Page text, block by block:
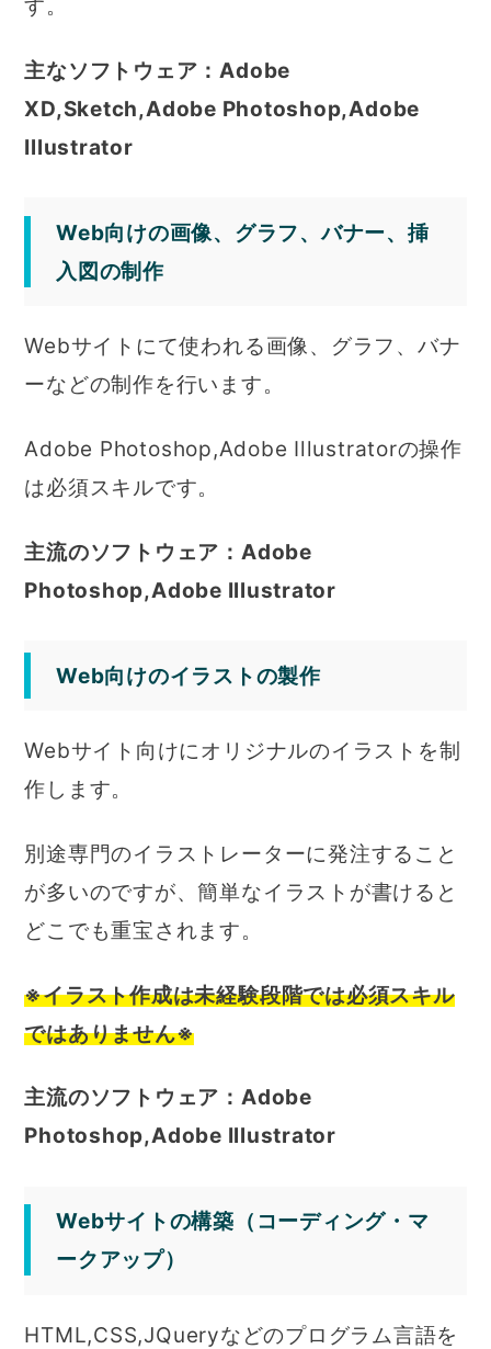
す。
主なソフトウェア：Adobe
XD,Sketch,Adobe Photoshop,Adobe
Illustrator
Web向けの画像、グラフ、バナー、挿
入図の制作
Webサイトにて使われる画像、グラフ、バナ
ーなどの制作を行います。
Adobe Photoshop,Adobe Illustratorの操作
は必須スキルです。
主流のソフトウェア：Adobe
Photoshop,Adobe Illustrator
Web向けのイラストの製作
Webサイト向けにオリジナルのイラストを制
作します。
別途専門のイラストレーターに発注すること
が多いのですが、簡単なイラストが書けると
どこでも重宝されます。
※イラスト作成は未経験段階では必須スキル
ではありません※
主流のソフトウェア：Adobe
Photoshop,Adobe Illustrator
Webサイトの構築（コーディング・マ
ークアップ）
HTML,CSS,JQueryなどのプログラム言語を